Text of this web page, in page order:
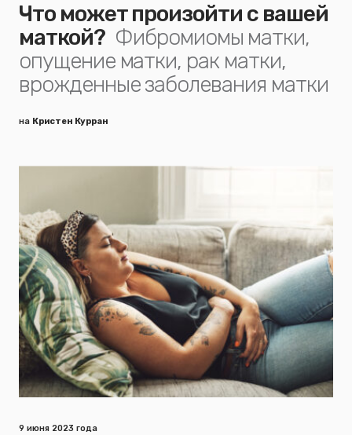
Что может произойти с вашей
маткой? Фибромиомы матки,
опущение матки, рак матки,
врожденные заболевания матки
на Кристен Курран
9 июня 2023 года